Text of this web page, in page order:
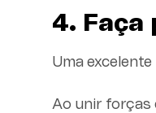
4.
Uma
Ao unir forças